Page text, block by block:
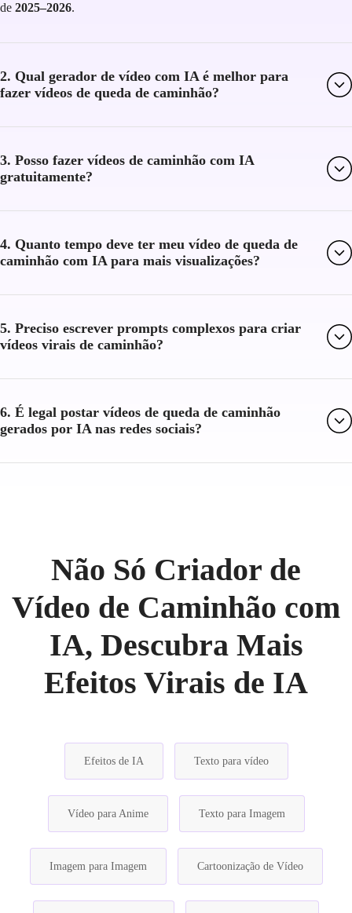
de 2025–2026.
2. Qual gerador de vídeo com IA é melhor para
fazer vídeos de queda de caminhão?
3. Posso fazer vídeos de caminhão com IA
gratuitamente?
4. Quanto tempo deve ter meu vídeo de queda de
caminhão com IA para mais visualizações?
5. Preciso escrever prompts complexos para criar
vídeos virais de caminhão?
6. É legal postar vídeos de queda de caminhão
gerados por IA nas redes sociais?
Não Só Criador de
Vídeo de Caminhão com
IA, Descubra Mais
Efeitos Virais de IA
Efeitos de IA Texto para vídeo
Vídeo para Anime Texto para Imagem
Imagem para Imagem Cartoonização de Vídeo